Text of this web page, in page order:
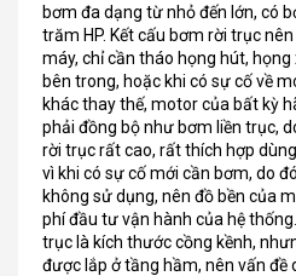
bơm đa dạng từ nhỏ đến lớn, có
trăm HP. Kết cấu bơm rời trục
máy, chỉ cần tháo họng hút,
bên trong, hoặc khi có sự cố về
khác thay thế, motor của bất kỳ
phải đồng bộ như bơm liền trục,
rời trục rất cao, rất thích hợp
vì khi có sự cố mới cần bơm, do
không sử dụng, nên đồ bền của
phí đầu tư vận hành của hệ
trục là kích thước cồng kềnh,
được lắp ở tầng hầm, nên vấn đề